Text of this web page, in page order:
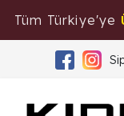
Tüm Türkiye'ye